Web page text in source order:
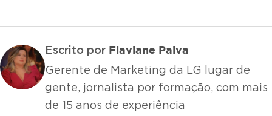
Escrito por Flaviane Paiva
Gerente de Marketing da LG lugar de
gente, jornalista por formação, com mais
de 15 anos de experiência